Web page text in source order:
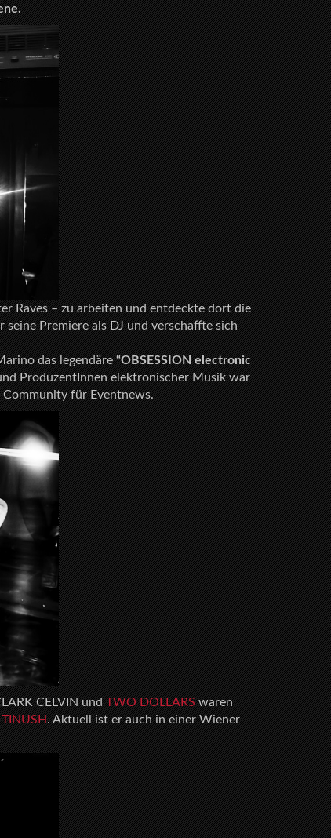
Raves – zu arbeiten und entdeckte dort die
Premiere als DJ und verschaffte sich
das legendäre“OBSESSION electronic
ProduzentInnen elektronischer Musik war
für Eventnews.
CELVIN undTWO DOLLARSwaren
TINUSH. Aktuell ist er auch in einer Wiener